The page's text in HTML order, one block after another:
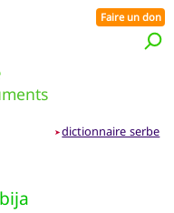
Faire un don
➤dictionnaire serbe